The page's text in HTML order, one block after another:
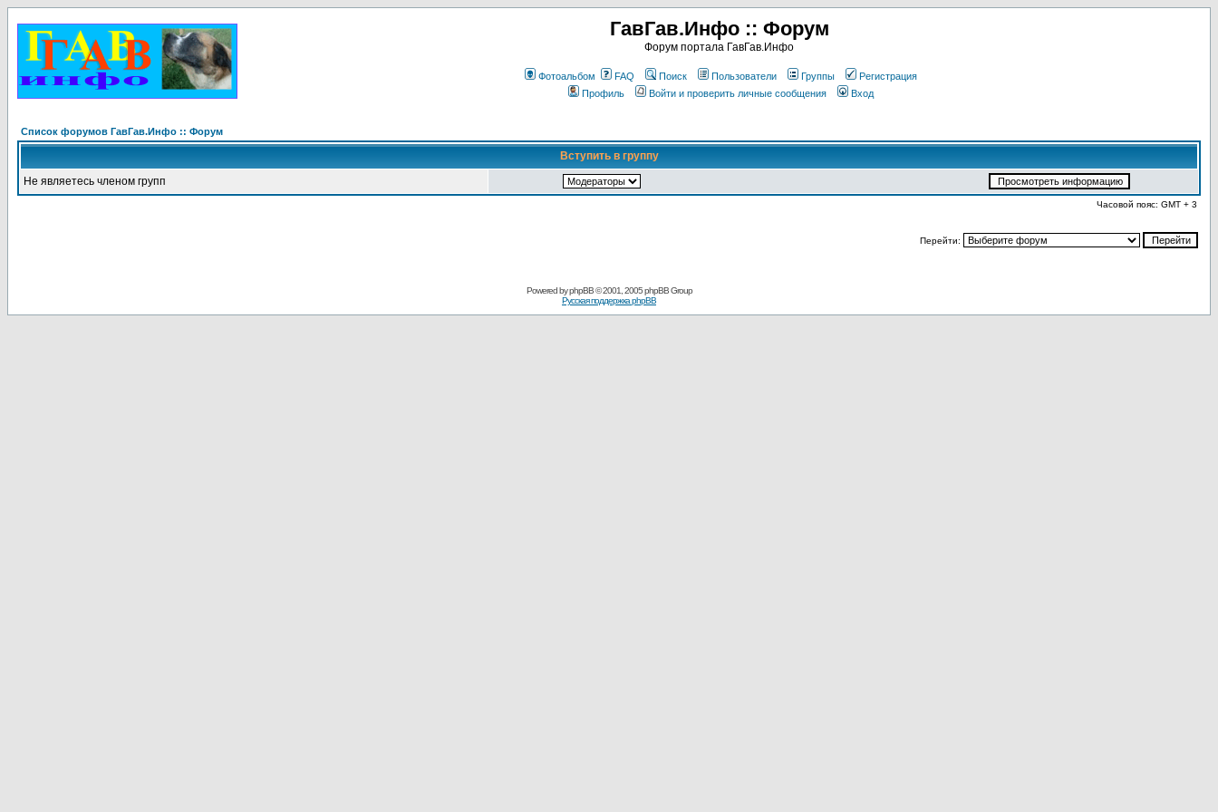
ГавГав.Инфо :: Форум
Форум портала ГавГав.Инфо
Фотоальбом FAQ Поиск Пользователи Группы
Регистрация
Профиль
Войти и проверить личные сообщения Вход
Список форумов ГавГав.Инфо :: Форум
Вступить в группу
Не являетесь членом групп
Часовой пояс: GMT + 3
Перейти:
Powered byphpBB© 2001, 2005 phpBB Group
Русская поддержка phpBB